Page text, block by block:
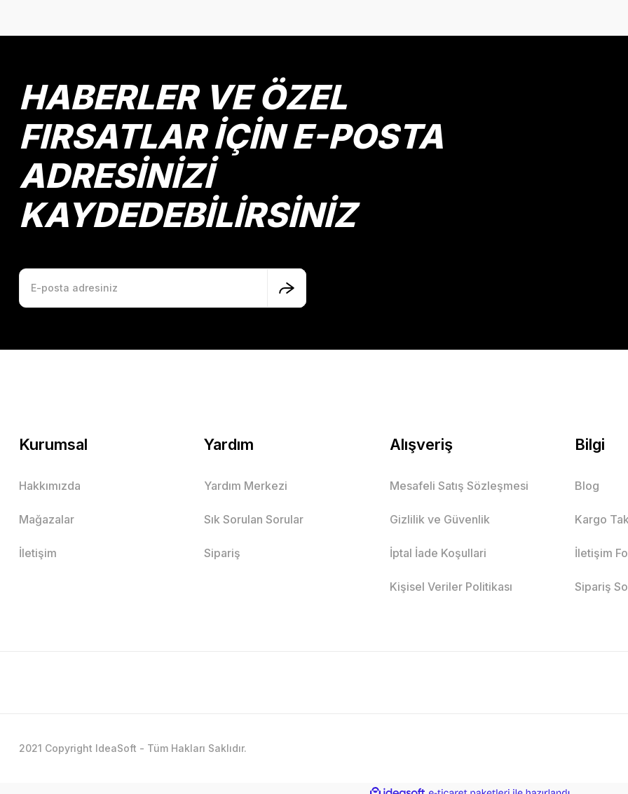
Ürün resmi kalitesiz, bozuk veya görüntülenemiyor.
Ürün fiyatı diğer sitelerden daha pahalı.
Bu ürüne benzer farklı alternatifler olmalı.
HABERLER VE ÖZEL
FIRSATLAR İÇİN E-POSTA
ADRESİNİZİ
KAYDEDEBİLİRSİNİZ
Kurumsal
Hakkımızda
Mağazalar
İletişim
Yardım
Yardım Merkezi
Sık Sorulan Sorular
Sipariş
Alışveriş
Mesafeli Satış Sözleşmesi
Gizlilik ve Güvenlik
İptal İade Koşullari
Kişisel Veriler Politikası
Bilgi
Blog
Kargo
İletişim
Sipariş
2021 Copyright IdeaSoft - Tüm Hakları Saklıdır.